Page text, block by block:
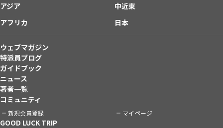
アジア
中近東
アフリカ
日本
ウェブマガジン
特派員ブログ
ガイドブック
ニュース
著者一覧
コミュニティ
新規会員登録 マイページ
GOOD LUCK TRIP